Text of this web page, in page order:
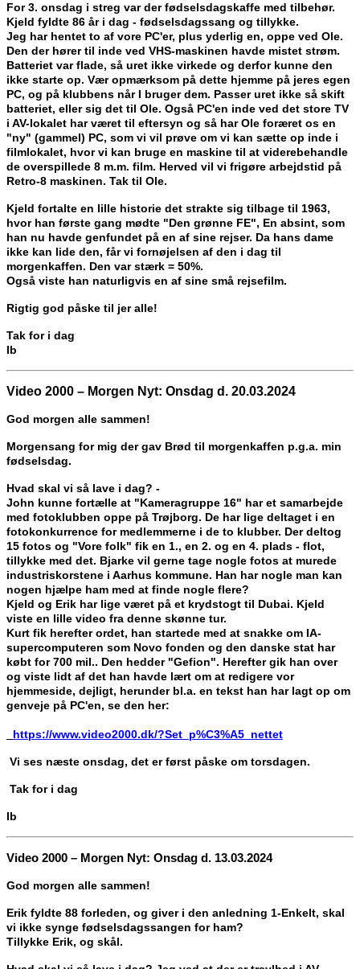
For 3. onsdag i streg var der fødselsdagskaffe med tilbehør.
Kjeld fyldte 86 år i dag - fødselsdagssang og tillykke.
Jeg har hentet to af vore PC'er, plus yderlig en, oppe ved Ole.
Den der hører til inde ved VHS-maskinen havde mistet strøm.
Batteriet var flade, så uret ikke virkede og derfor kunne den
ikke starte op. Vær opmærksom på dette hjemme på jeres egen
PC, og på klubbens når I bruger dem. Passer uret ikke så skift
batteriet, eller sig det til Ole. Også PC'en inde ved det store TV
i AV-lokalet har været til eftersyn og så har Ole foræret os en
"ny" (gammel) PC, som vi vil prøve om vi kan sætte op inde i
filmlokalet, hvor vi kan bruge en maskine til at viderebehandle
de overspillede 8 m.m. film. Herved vil vi frigøre arbejdstid på
Retro-8 maskinen. Tak til Ole.
Kjeld fortalte en lille historie det strakte sig tilbage til 1963,
hvor han første gang mødte "Den grønne FE", En absint, som
han nu havde genfundet på en af sine rejser. Da hans dame
ikke kan lide den, får vi fornøjelsen af den i dag til
morgenkaffen. Den var stærk = 50%.
Også viste han naturligvis en af sine små rejsefilm.
Rigtig god påske til jer alle!
Tak for i dag
Ib
Video 2000 – Morgen Nyt: Onsdag d. 20.03.2024
God morgen alle sammen!
Morgensang for mig der gav Brød til morgenkaffen p.g.a. min
fødselsdag.
Hvad skal vi så lave i dag? -
John kunne fortælle at "Kameragruppe 16" har et samarbejde
med fotoklubben oppe på Trøjborg. De har lige deltaget i en
fotokonkurrence for medlemmerne i de to klubber. Der deltog
15 fotos og "Vore folk" fik en 1., en 2. og en 4. plads - flot,
tillykke med det. Bjarke vil gerne tage nogle fotos at murede
industriskorstene i Aarhus kommune. Han har nogle man kan
nogen hjælpe ham med at finde nogle flere?
Kjeld og Erik har lige været på et krydstogt til Dubai. Kjeld
viste en lille video fra denne skønne tur.
Kurt fik herefter ordet, han startede med at snakke om IA-
supercomputeren som Novo fonden og den danske stat har
købt for 700 mil.. Den hedder "Gefion". Herefter gik han over
og viste lidt af det han havde lært om at redigere vor
hjemmeside, dejligt, herunder bl.a. en tekst han har lagt op om
genveje på PC'en, se den her:
https://www.video2000.dk/?Set_p%C3%A5_nettet
Vi ses næste onsdag, det er først påske om torsdagen.
Tak for i dag
Ib
Video 2000 – Morgen Nyt: Onsdag d. 13.03.2024
God morgen alle sammen!
Erik fyldte 88 forleden, og giver i den anledning 1-Enkelt, skal
vi ikke synge fødselsdagssangen for ham?
Tillykke Erik, og skål.